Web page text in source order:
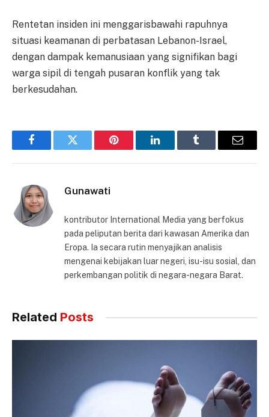
Rentetan insiden ini menggarisbawahi rapuhnya
situasi keamanan di perbatasan Lebanon-Israel,
dengan dampak kemanusiaan yang signifikan bagi
warga sipil di tengah pusaran konflik yang tak
berkesudahan.
FacebookTwitter Pinterest LinkedInTumblr Email
Gunawati
kontributor International Media yang berfokus
pada peliputan berita dari kawasan Amerika dan
Eropa. Ia secara rutin menyajikan analisis
mengenai kebijakan luar negeri, isu-isu sosial, dan
perkembangan politik di negara-negara Barat.
Related Posts